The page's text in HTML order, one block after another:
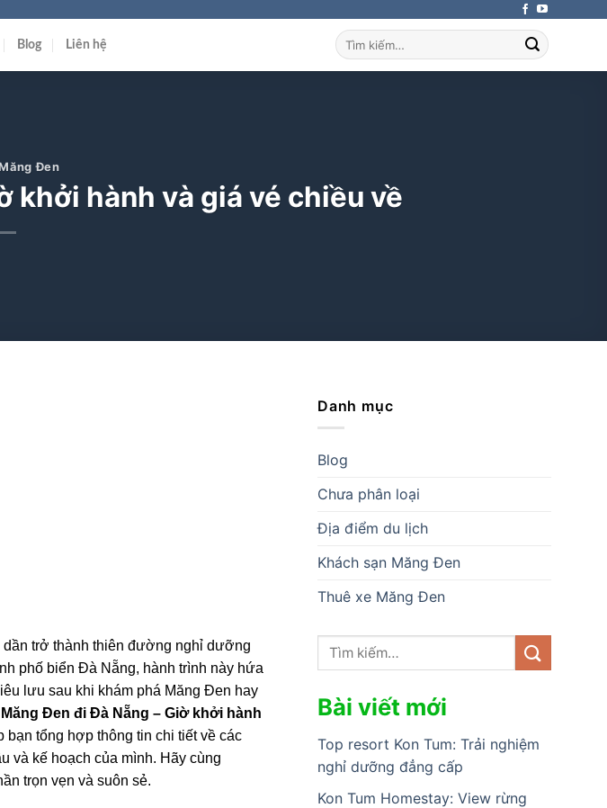
Blog Liên hệ
Tìm
kiếm:
Đen
khởi hành và giá vé chiều về
trở thành thiên đường nghỉ dưỡng
phố biển Đà Nẵng, hành trình này hứa
lưu sau khi khám phá Măng Đen hay
Đen đi Đà Nẵng – Giờ khởi hành
bạn tổng hợp thông tin chi tiết về các
và kế hoạch của mình. Hãy cùng
trọn vẹn và suôn sẻ.
Danh mục
Blog
Chưa phân loại
Địa điểm du lịch
Khách sạn Măng Đen
Thuê xe Măng Đen
Bài viết mới
Top resort Kon Tum: Trải nghiệm
nghỉ dưỡng đẳng cấp
Kon Tum Homestay: View rừng